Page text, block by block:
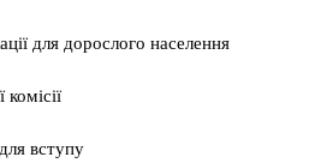
для дорослого населення
вступу